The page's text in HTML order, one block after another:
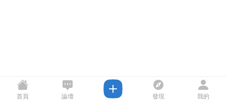
首頁 論壇 發現 我的